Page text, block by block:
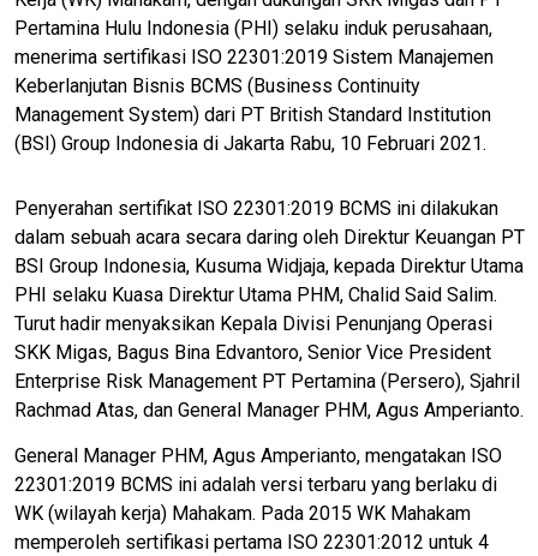
Pertamina Hulu Indonesia (PHI) selaku induk perusahaan,
menerima sertifikasi ISO 22301:2019 Sistem Manajemen
Keberlanjutan Bisnis BCMS (Business Continuity
Management System) dari PT British Standard Institution
(BSI) Group Indonesia di Jakarta Rabu, 10 Februari 2021.
Penyerahan sertifikat ISO 22301:2019 BCMS ini dilakukan
dalam sebuah acara secara daring oleh Direktur Keuangan PT
BSI Group Indonesia, Kusuma Widjaja, kepada Direktur Utama
PHI selaku Kuasa Direktur Utama PHM, Chalid Said Salim.
Turut hadir menyaksikan Kepala Divisi Penunjang Operasi
SKK Migas, Bagus Bina Edvantoro, Senior Vice President
Enterprise Risk Management PT Pertamina (Persero), Sjahril
Rachmad Atas, dan General Manager PHM, Agus Amperianto.
General Manager PHM, Agus Amperianto, mengatakan ISO
22301:2019 BCMS ini adalah versi terbaru yang berlaku di
WK (wilayah kerja) Mahakam. Pada 2015 WK Mahakam
memperoleh sertifikasi pertama ISO 22301:2012 untuk 4